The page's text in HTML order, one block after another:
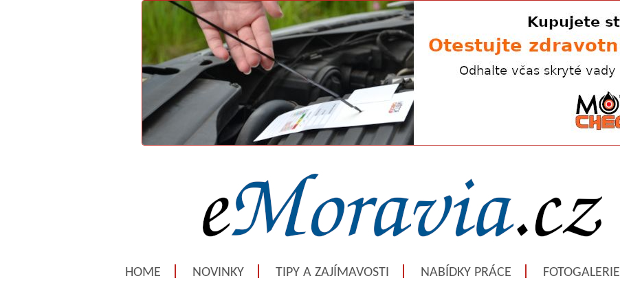
HOME NOVINKY TIPY A ZAJÍMAVOSTI NABÍDKY PRÁCE FOTOGALERIE